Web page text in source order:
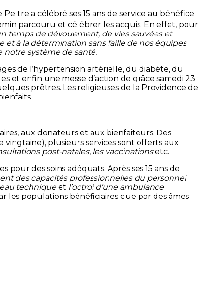
a célébré ses 15 ans de service au bénéfice
parcouru et célébrer les acquis. En effet, pour
temps de dévouement, de vies sauvées et
et à la détermination sans faille de nos équipes
notre système de santé.
de l’hypertension artérielle, du diabète, du
et enfin une messe d’action de grâce samedi 23
prêtres. Les religieuses de la Providence de
aux donateurs et aux bienfaiteurs. Des
plusieurs services sont offerts aux
post-natales, les vaccinationsetc.
des soins adéquats. Après ses 15 ans de
des capacités professionnelles du personnel
techniqueet l’octroi d’une ambulance
les populations bénéficiaires que par des âmes